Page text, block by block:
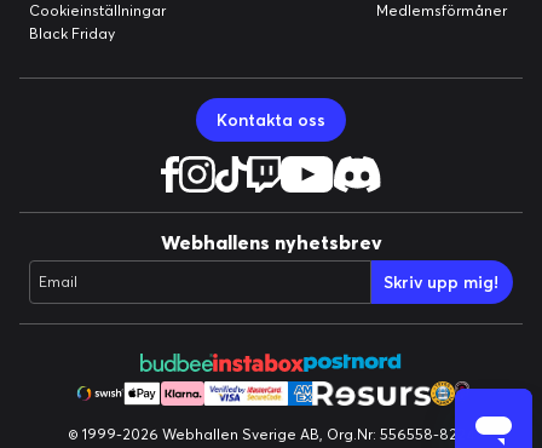
Cookieinställningar
Black Friday
Medlemsförmåner
Kontakta oss
Webhallens nyhetsbrev
Email Skriv upp mig!
© 1999-2026 Webhallen Sverige AB, Org.Nr: 556558-8224